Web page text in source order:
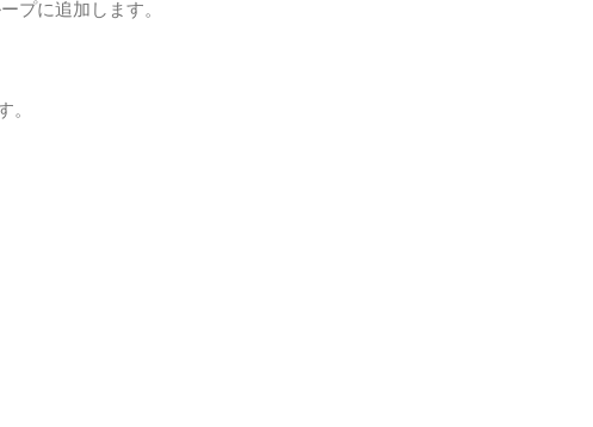
プに追加します。
。